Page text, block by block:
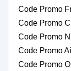
Code Promo
Code Promo
Code Promo
Code Promo
Code Promo